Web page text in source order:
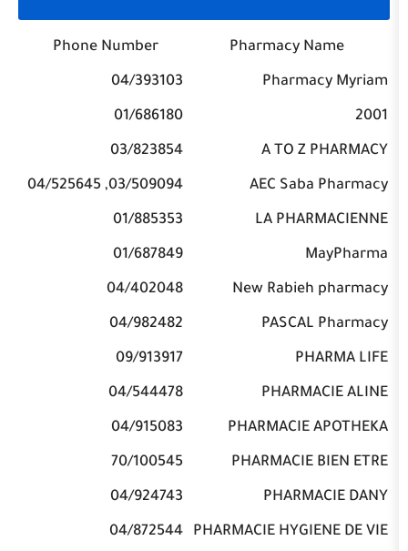
Pharmacy
Phone Number
04/393103
A TO
03/823854
AEC
03/509094, 04/525645
LA
01/885353
New
04/402048
04/982482
04/544478
04/915083
70/100545
04/924743
PHARMACIE
04/872544